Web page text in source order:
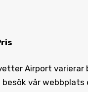
Airport
vår